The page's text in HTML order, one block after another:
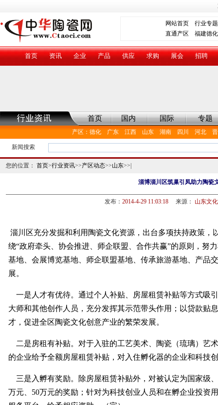
网站首页
行业专题
直通产区 福建德化
首页 资讯 企业 产品 供应 求购 展会 招聘
首页 国内 国际 专题
产区 ： 德化 广东 江西 山东 湖南 四川 河北
新闻搜索
您的位置： 首页>行业资讯>>产区动态>>山东>>|
淄博淄川区筑巢引凤助力陶瓷
发布： 2014-4-29 11:03:18来源： 山东文
淄川区充分发掘和利用陶瓷文化资源，出台多项扶持政策，
绕“政府牵头、协会推进、师企联盟、合作共赢”的原则，努
基地、会展博览基地、师企联盟基地、传承旅游基地、产品
展。
一是人才有优待。通过个人补贴、房屋租赁补贴等方式吸
大师和其他创作人员，充分发挥其示范带头作用；以贷款贴
才，促进全区陶瓷文化创意产业的繁荣发展。
二是房租有补贴。对于入驻的工艺美术、陶瓷（琉璃）艺
的企业给予全额房屋租赁补贴，对入住孵化器的企业和科技
三是入孵有奖励。除房屋租赁补贴外，对被认定为国家级
万元、50万元的奖励；针对为科技创业人员和在孵企业投资